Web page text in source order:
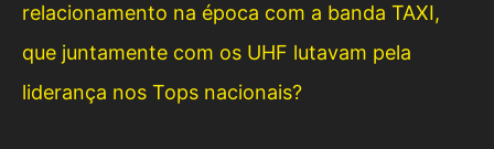
relacionamento na época com a banda TAXI,
que juntamente com os UHF lutavam pela
liderança nos Tops nacionais?